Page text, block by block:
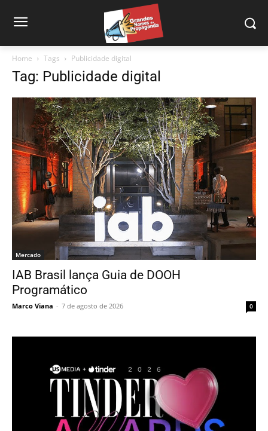
Home Tags Publicidade digital
Tag: Publicidade digital
Mercado
IAB Brasil lança Guia de DOOH
Programático
Marco Viana - 7 de agosto de 2026 0